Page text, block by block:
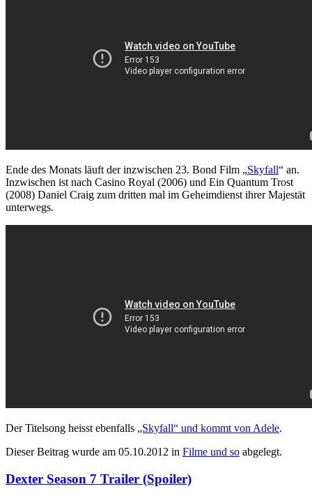
Ende des Monats läuft der inzwischen 23. Bond Film „Skyfall“ an.
Inzwischen ist nach Casino Royal (2006) und Ein Quantum Trost
(2008) Daniel Craig zum dritten mal im Geheimdienst ihrer Majestät
unterwegs.
Der Titelsong heisst ebenfalls „Skyfall“ und kommt von Adele.
Dieser Beitrag wurde am 05.10.2012 in Filme und so abgelegt.
Dexter Season 7 Trailer (Spoiler)